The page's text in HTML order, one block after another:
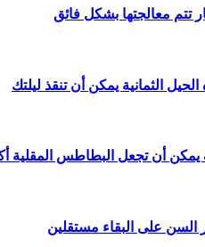
الثمانية يمكن أن تنقذ ليلتك
يمكن أن تجعل البطاطس المقلية
السن على البقاء مستقلين